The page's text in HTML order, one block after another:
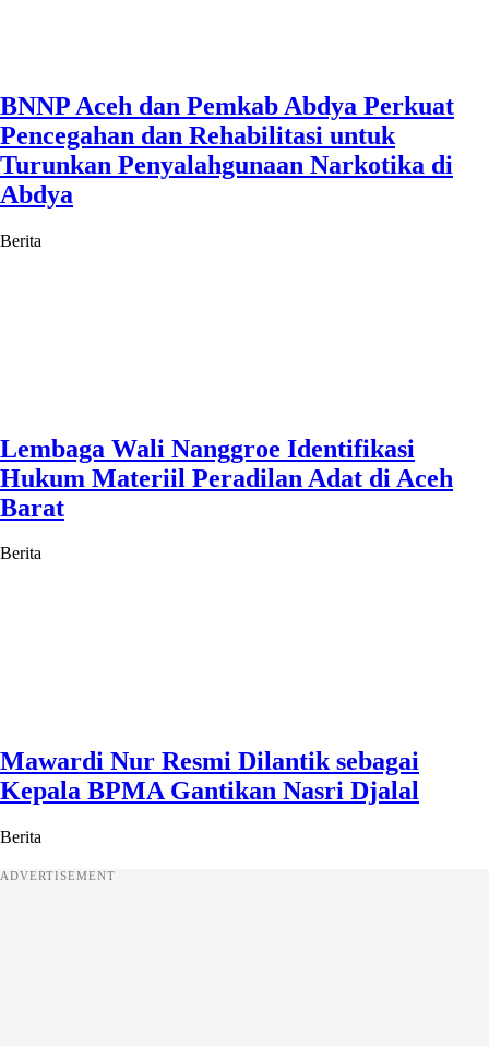
BNNP Aceh dan Pemkab Abdya Perkuat
Pencegahan dan Rehabilitasi untuk
Turunkan Penyalahgunaan Narkotika di
Abdya
Berita
Lembaga Wali Nanggroe Identifikasi
Hukum Materiil Peradilan Adat di Aceh
Barat
Berita
Mawardi Nur Resmi Dilantik sebagai
Kepala BPMA Gantikan Nasri Djalal
Berita
ADVERTISEMENT